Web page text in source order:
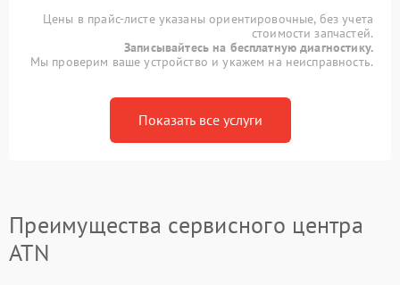
Цены в прайс-листе указаны ориентировочные, без учета
стоимости запчастей.
Записывайтесь на бесплатную диагностику.
Мы проверим ваше устройство и укажем на неисправность.
Показать все услуги
Преимущества сервисного центра
ATN